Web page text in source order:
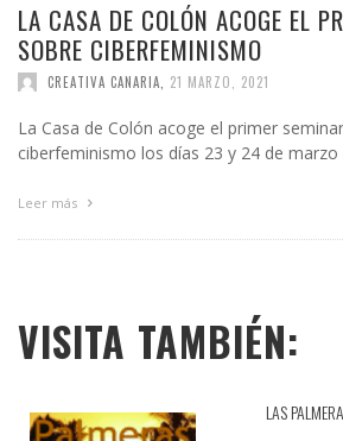
LA CASA DE COLÓN ACOGE EL
SOBRE CIBERFEMINISMO
CREATIVA CANARIA 21 MARZO, 2021
La Casa de Colón acoge el primer
ciberfeminismo los días 23 y 24 de
Leer más
VISITA TAMBIÉN:
LAS